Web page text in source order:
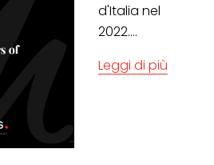
d'Italia nel
2022....
Leggi di più